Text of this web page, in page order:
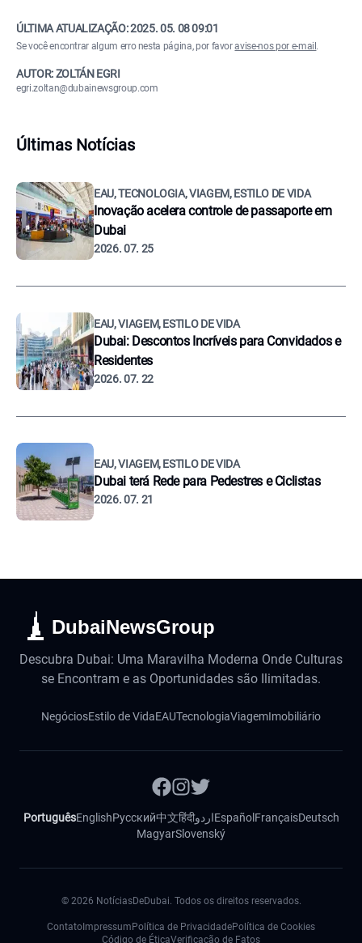
ÚLTIMA ATUALIZAÇÃO:2025. 05. 08 09:01
Se você encontrar algum erro nesta página, por favoravise-nos por e-mail .
AUTOR: ZOLTÁN EGRI
egri.zoltan@dubainewsgroup.com
Últimas Notícias
EAU, TECNOLOGIA, VIAGEM, ESTILO DE VIDA
Inovação acelera controle de passaporte em
Dubai
2026. 07. 25
EAU, VIAGEM, ESTILO DE VIDA
Dubai: Descontos Incríveis para Convidados e
Residentes
2026. 07. 22
EAU, VIAGEM, ESTILO DE VIDA
Dubai terá Rede para Pedestres e Ciclistas
2026. 07. 21
DubaiNewsGroup
Descubra Dubai: Uma Maravilha Moderna Onde Culturas
se Encontram e as Oportunidades são Ilimitadas.
NegóciosEstilo de VidaEAUTecnologiaViagemImobiliário
PortuguêsEnglishРусский中文हिंदीاردوEspañol FrançaisDeutsch
MagyarSlovenský
© 2026 NotíciasDeDubai. Todos os direitos reservados.
Contato Impressum Política de PrivacidadePolítica de Cookies
Código de ÉticaVerificação de Fatos